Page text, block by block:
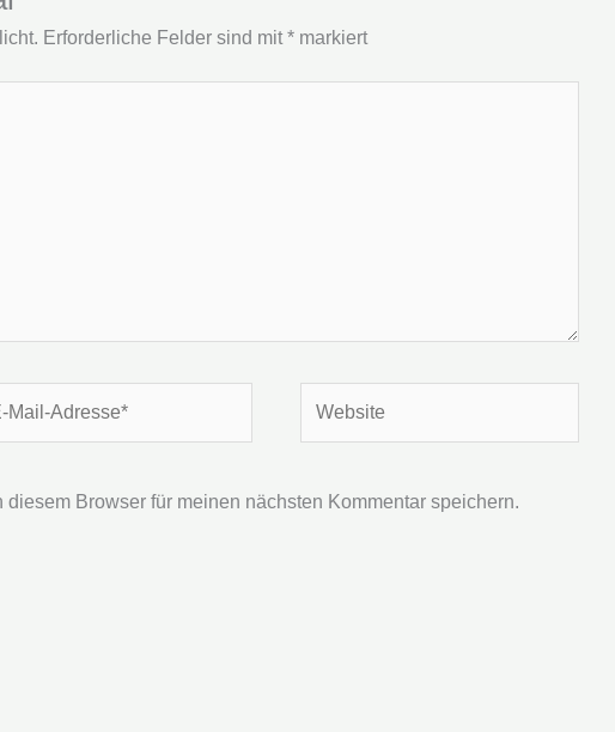
Erforderliche Felder sind mit* markiert
Browser für meinen nächsten Kommentar speichern.